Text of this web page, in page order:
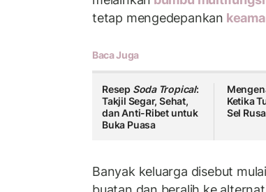
tetap mengedepankan
Baca Juga
Resep Soda Tropical:
Takjil Segar, Sehat,
dan Anti-Ribet untuk
Buka Puasa
Ketika
Sel
Banyak keluarga disebut